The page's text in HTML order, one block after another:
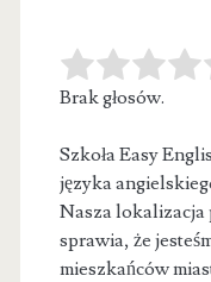
Brak głosów.
Szkoła Easy
języka
Nasza lokalizacja
sprawia, że
mieszkańców